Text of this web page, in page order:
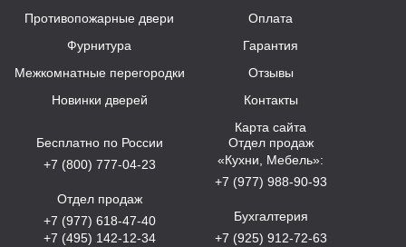
Противопожарные двери
Фурнитура
Межкомнатные перегородки
Новинки дверей
Оплата
Гарантия
Отзывы
Контакты
Карта сайта
Бесплатно по России
+7 (800) 777-04-23
Отдел продаж
+7 (977) 618-47-40
+7 (495) 142-12-34
Отдел продаж
«Кухни, Мебель»:
+7 (977) 988-90-93
Бухгалтерия
+7 (925) 912-72-63